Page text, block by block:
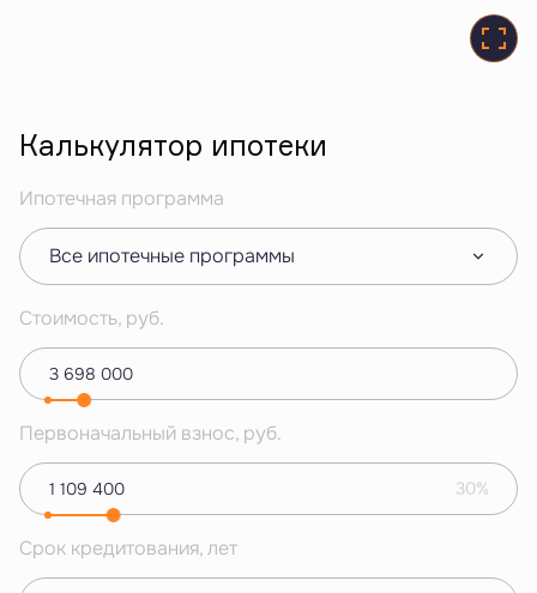
Калькулятор ипотеки
Ипотечная программа
Все ипотечные программы
Стоимость, руб.
Первоначальный взнос, руб.
30%
Срок кредитования, лет